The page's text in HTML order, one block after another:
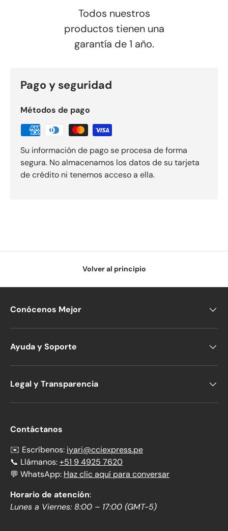
Todos nuestros
productos tienen una
garantía de 1 año.
Pago y seguridad
Métodos de pago
Su información de pago se procesa de forma
segura. No almacenamos los datos de su tarjeta
de crédito ni tenemos acceso a ella.
Volver al principio
Conócenos Mejor
Ayuda y Soporte
Legal y Transparencia
Contáctanos
✉️ Escríbenos: iyari@cciexpress.pe
📞 Llámanos:+51 9 4925 7620
💬 WhatsApp: Haz clic aquí para conversar
Horario de atención:
Lunes a Viernes: 8:00 – 17:00 (GMT-5)